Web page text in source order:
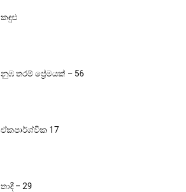
කඳුළු
නුඹ තරම් ප්‍රේමයක් – 56
ඒකපාර්ශ්වික 17
තාදී – 29